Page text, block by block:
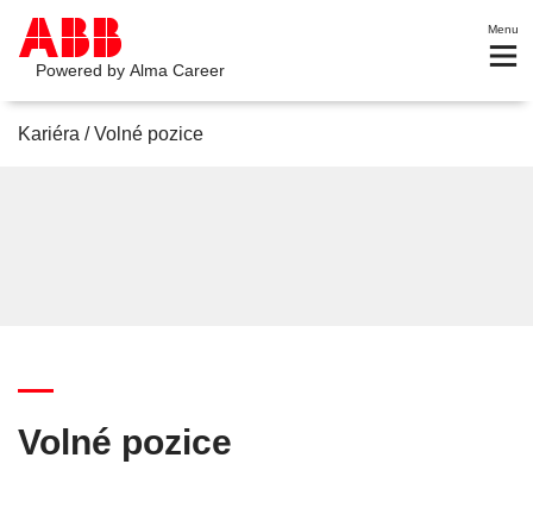
Powered by Alma Career
Menu
Kariéra /Volné pozice
Volné pozice